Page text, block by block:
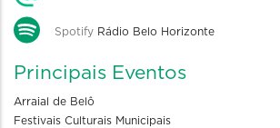
Spotify Rádio Belo Horizonte
Principais Eventos
Arraial de Belô
Festivais Culturais Municipais